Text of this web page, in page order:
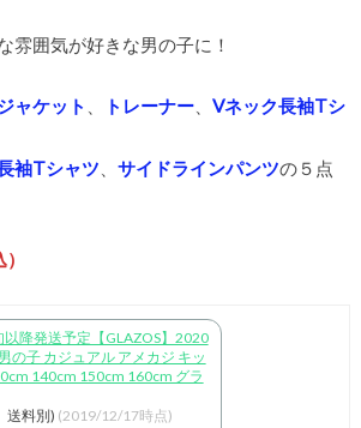
雰囲気が好きな男の子に！
ャケット トレーナー、 Vネック長袖Tシ
袖Tシャツ
サイドラインパンツの５点
降発送予定【GLAZOS】2020
の子 カジュアル アメカジ キッ
140cm 150cm 160cm グラ
送料別) (2019/12/17時点)